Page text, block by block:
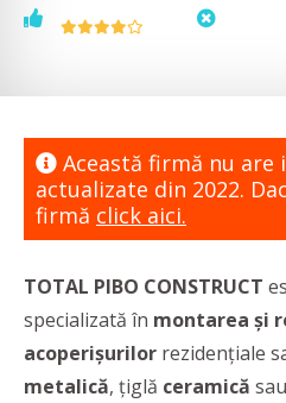
Această firmă nu are
actualizate din 2022.
firmă click aici.
TOTAL PIBO CONSTRUCT
specializată în montarea și
acoperișurilor rezidențiale
metalică, țiglă ceramică sau